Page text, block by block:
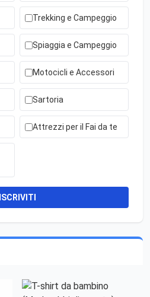
Trekking e Campeggio
Spiaggia e Campeggio
Motocicli e Accessori
Sartoria
Attrezzi per il Fai da te
ISCRIVITI